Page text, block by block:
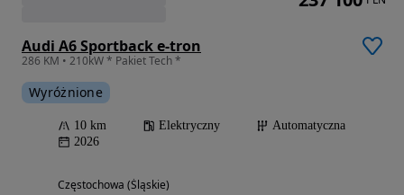
Audi A6 Sportback e-tron
286 KM • 210kW * Pakiet Tech *
Wyróżnione
10 km Elektryczny
Automatyczna
2026
Częstochowa (Śląskie)